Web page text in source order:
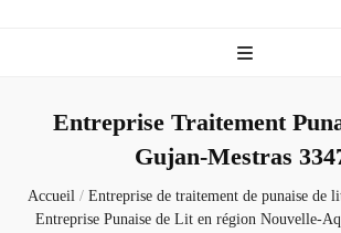
Entreprise Traitement
Gujan-Mestras
Accueil / Entreprise de traitement de punaise de
Entreprise Punaise de Lit en région Nouvelle-